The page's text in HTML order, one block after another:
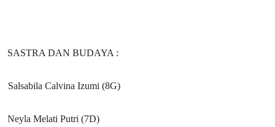
SASTRA DAN BUDAYA :
Salsabila Calvina Izumi (8G)
Neyla Melati Putri (7D)